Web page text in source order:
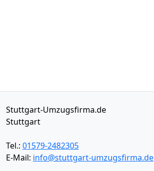
Stuttgart-Umzugsfirma.de
Stuttgart
Tel.: 01579-2482305
E-Mail: info@stuttgart-umzugsfirma.de